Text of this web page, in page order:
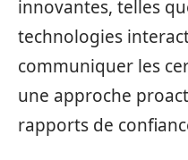
innovantes, telles
technologies
communiquer les
une approche
rapports de